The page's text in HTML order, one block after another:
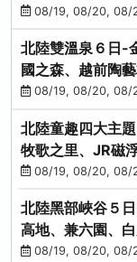
街、下呂溫泉
08/19, 08/20, 08/
北陸雙溫泉６日-
國之森、越前陶
幡08/19, 08/20, 08/
北陸童趣四大主
牧歌之里、JR磁
邊吃08/19, 08/20, 08/
北陸黑部峽谷５
高地、兼六園、
雙溫泉
08/19, 08/20, 08/